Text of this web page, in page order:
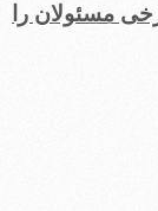
مسئولان را